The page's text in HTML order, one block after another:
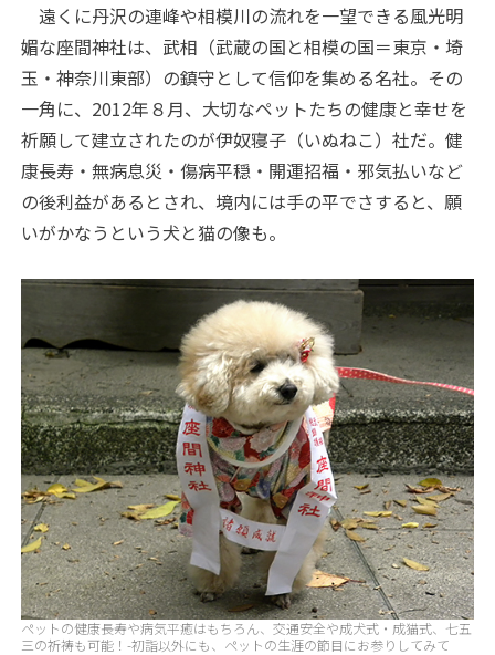
遠くに丹沢の連峰や相模川の流れを一望できる風光明
媚な座間神社は、武相（武蔵の国と相模の国＝東京・埼
玉・神奈川東部）の鎮守として信仰を集める名社。その
一角に、2012年８月、大切なペットたちの健康と幸せを
祈願して建立されたのが伊奴寝子（いぬねこ）社だ。健
康長寿・無病息災・傷病平穏・開運招福・邪気払いなど
の後利益があるとされ、境内には手の平でさすると、願
いがかなうという犬と猫の像も。
ペットの健康長寿や病気平癒はもちろん、交通安全や成犬式・成猫式、七五
三の祈祷も可能！-初詣以外にも、ペットの生涯の節目にお参りしてみて